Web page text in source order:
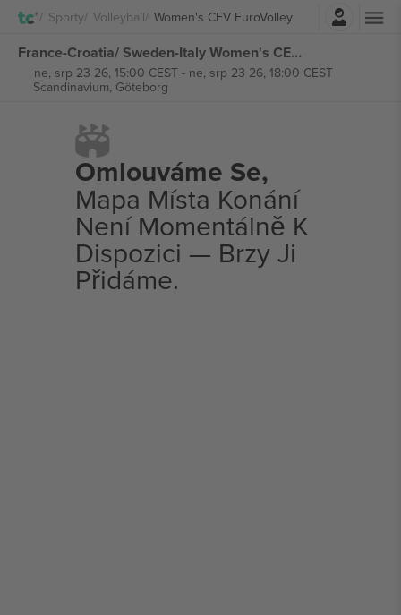
Sporty Volleyball Women's CEV EuroVolley
Přihlásit se
France-Croatia/ Sweden-Italy Women's CEV EuroVolley vstupenek
ne, srp 23 26, 15:00 CEST- ne, srp 23 26, 18:00 CEST
Scandinavium, Göteborg
Omlouváme Se,
Mapa Místa Konání
Není Momentálně K
Dispozici — Brzy Ji
Přidáme.